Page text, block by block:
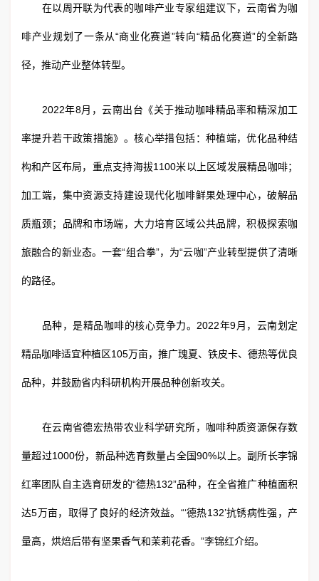
在以周开联为代表的咖啡产业专家组建议下，云南省为咖
啡产业规划了一条从“商业化赛道”转向“精品化赛道”的全新路
径，推动产业整体转型。
2022年8月，云南出台《关于推动咖啡精品率和精深加工
率提升若干政策措施》。核心举措包括：种植端，优化品种结
构和产区布局，重点支持海拔1100米以上区域发展精品咖啡；
加工端，集中资源支持建设现代化咖啡鲜果处理中心，破解品
质瓶颈；品牌和市场端，大力培育区域公共品牌，积极探索咖
旅融合的新业态。一套“组合拳”，为“云咖”产业转型提供了清晰
的路径。
品种，是精品咖啡的核心竞争力。2022年9月，云南划定
精品咖啡适宜种植区105万亩，推广瑰夏、铁皮卡、德热等优良
品种，并鼓励省内科研机构开展品种创新攻关。
在云南省德宏热带农业科学研究所，咖啡种质资源保存数
量超过1000份，新品种选育数量占全国90%以上。副所长李锦
红率团队自主选育研发的“德热132”品种，在全省推广种植面积
达5万亩，取得了良好的经济效益。“‘德热132’抗锈病性强，产
量高，烘焙后带有坚果香气和茉莉花香。”李锦红介绍。